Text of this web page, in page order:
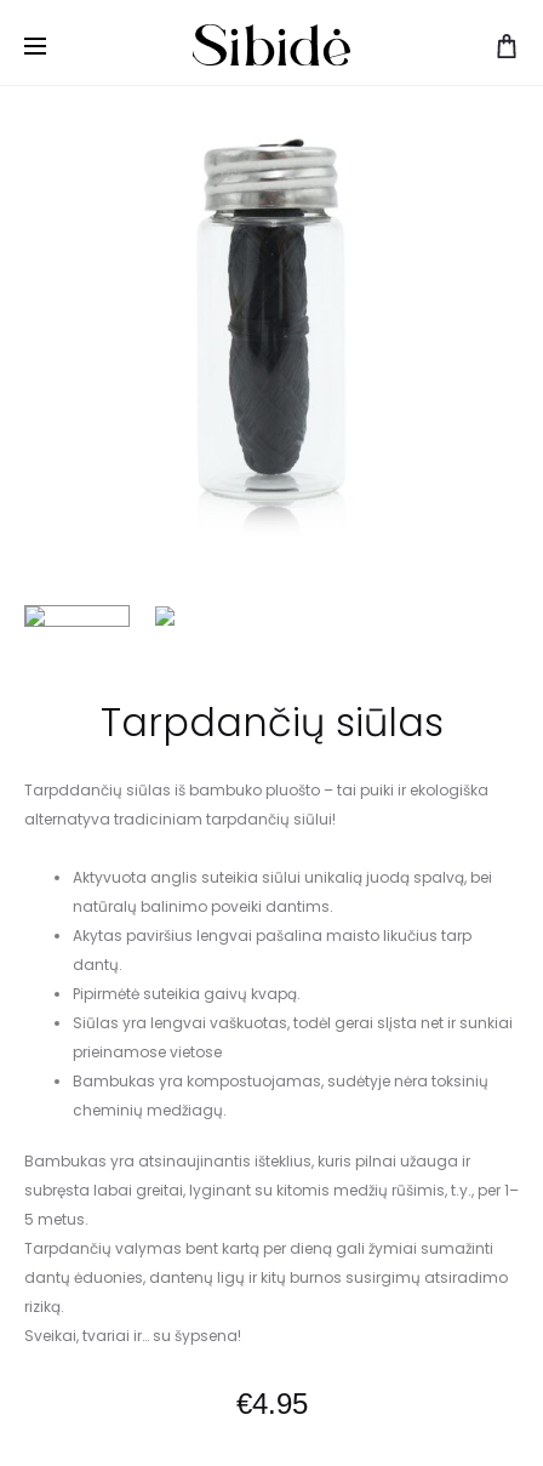
Tarpdančių siūlas
Tarpddančių siūlas iš bambuko pluošto – tai puiki ir ekologiška
alternatyva tradiciniam tarpdančių siūlui!
Aktyvuota anglis suteikia siūlui unikalią juodą spalvą, bei
natūralų balinimo poveiki dantims.
Akytas paviršius lengvai pašalina maisto likučius tarp
dantų.
Pipirmėtė suteikia gaivų kvapą.
Siūlas yra lengvai vaškuotas, todėl gerai slįsta net ir sunkiai
prieinamose vietose
Bambukas yra kompostuojamas, sudėtyje nėra toksinių
cheminių medžiagų.
Bambukas yra atsinaujinantis išteklius, kuris pilnai užauga ir
subręsta labai greitai, lyginant su kitomis medžių rūšimis, t.y., per 1–
5 metus.
Tarpdančių valymas bent kartą per dieną gali žymiai sumažinti
dantų ėduonies, dantenų ligų ir kitų burnos susirgimų atsiradimo
riziką.
Sveikai, tvariai ir… su šypsena!
€4.95